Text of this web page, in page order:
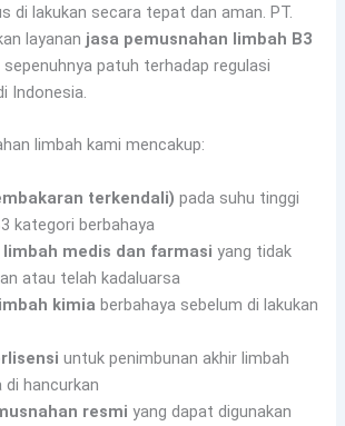
di lakukan secara tepat dan aman. PT.
layanan jasa pemusnahan limbah B3
sepenuhnya patuh terhadap regulasi
Indonesia.
limbah kami mencakup:
terkendali) pada suhu tinggi
kategori berbahaya
limbah medis dan farmasi yang tidak
atau telah kadaluarsa
kimia berbahaya sebelum di lakukan
untuk penimbunan akhir limbah
di hancurkan
resmi yang dapat digunakan